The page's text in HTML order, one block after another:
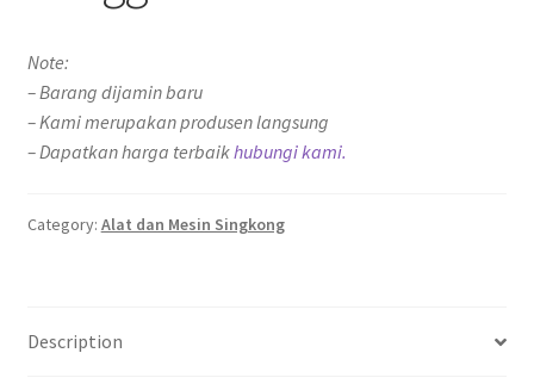
Note:
– Barang dijamin baru
– Kami merupakan produsen langsung
– Dapatkan harga terbaikhubungi kami.
Category: Alat dan Mesin Singkong
Description